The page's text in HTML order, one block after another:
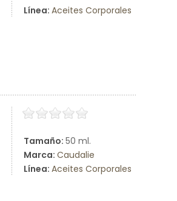
Línea: Aceites Corporales
Tamaño: 50 ml.
Marca: Caudalie
Línea: Aceites Corporales